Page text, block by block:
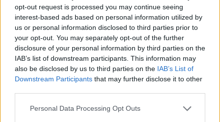
opt-out request is processed you may continue seeing
interest-based ads based on personal information utilized by
us or personal information disclosed to third parties prior to
your opt-out. You may separately opt-out of the further
disclosure of your personal information by third parties on the
IAB’s list of downstream participants. This information may
also be disclosed by us to third parties on the IAB’s List of
Downstream Participants that may further disclose it to other
Personal Data Processing Opt Outs
ett träd i skogen eller hemma i trädgården.
Sätter man upp den hemma på tomten, ska man dock tänka
på att sätta den på en lugn och skyddad plats om man kan.
Fåglarna vill helst ha en lugn plats när de lägger ägg.
Holkarna fungerar även som övernattningsutrymmen för
fåglar som stannar kvar över vintern.
Holkarna placeras på lämpliga platser i trädgården,
vanligtvis på träd, men även på husväggar.